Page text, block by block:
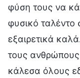
φύση τους να
φυσικό
εξαιρετικά
τους ανθρώπους
κάλεσα όλους